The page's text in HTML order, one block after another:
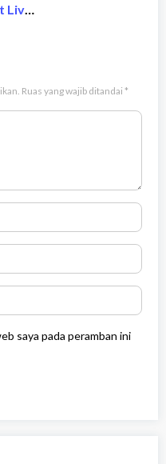
Host Live Gaming Pria – Host Live Gaming Wanita
Ruas yang wajib ditandai *
saya pada peramban ini